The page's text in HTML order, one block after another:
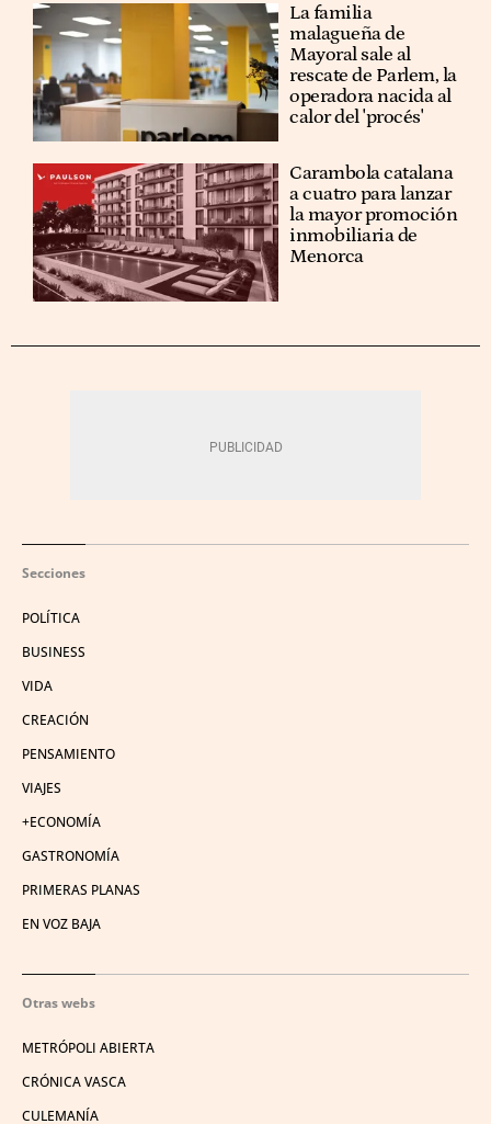
La familia
malagueña de
Mayoral sale al
rescate de Parlem, la
operadora nacida al
calor del 'procés'
Carambola catalana
a cuatro para lanzar
la mayor promoción
inmobiliaria de
Menorca
Secciones
POLÍTICA
BUSINESS
VIDA
CREACIÓN
PENSAMIENTO
VIAJES
+ECONOMÍA
GASTRONOMÍA
PRIMERAS PLANAS
EN VOZ BAJA
Otras webs
METRÓPOLI ABIERTA
CRÓNICA VASCA
CULEMANÍA